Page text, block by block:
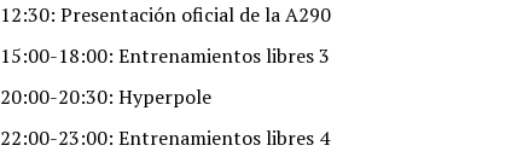
12:30: Presentación oficial de la A290
15:00-18:00: Entrenamientos libres 3
20:00-20:30: Hyperpole
22:00-23:00: Entrenamientos libres 4